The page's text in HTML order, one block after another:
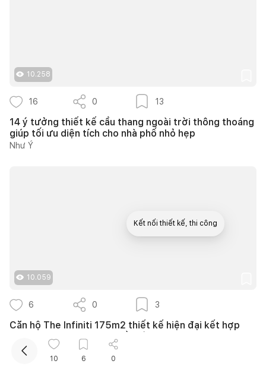
10.258
16 0 13
14 ý tưởng thiết kế cầu thang ngoài trời thông thoáng
giúp tối ưu diện tích cho nhà phố nhỏ hẹp
Như Ý
10.059
6 0 3
Căn hộ The Infiniti 175m2 thiết kế hiện đại kết hợp
nghệ thuật Modern Art đầy cảm xúc
139DESIGN
10 6 0
Kết nối thiết kế, thi công